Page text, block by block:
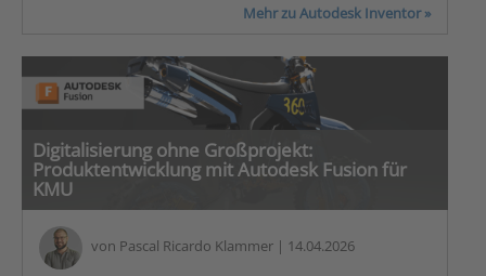
Mehr zu Autodesk Inventor »
Digitalisierung ohne Großprojekt:
Produktentwicklung mit Autodesk Fusion für
KMU
von Pascal Ricardo Klammer | 14.04.2026